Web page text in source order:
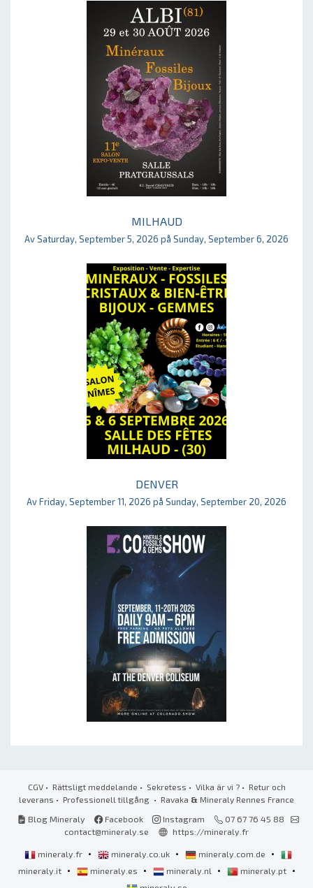
MILHAUD
Av Saturday, September 5, 2026 på Sunday, September 6, 2026
DENVER
Av Friday, September 11, 2026 på Sunday, September 20, 2026
CGV• Rättsligt meddelande • Sekretess • Vilka är vi ?• Retur och
leverans • Professionell tillgång • Ravaka & Mineraly Rennes France
Blog Mineraly
Facebook Instagram
07 67 76 45 88
contact@mineraly.se
https://mineraly.fr
mineraly.fr • mineraly.co.uk • mineraly.com.de •
mineraly.it • mineraly.es • mineraly.nl • mineraly.pt •